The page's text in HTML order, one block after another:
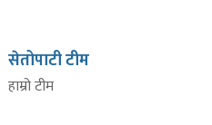
सेतोपाटी टीम
हाम्रो टीम